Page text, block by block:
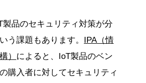
品のセキュリティ対策が分
う課題もあります。
IPA（情
） によると、IoT製品のベン
購入者に対してセキュリティ